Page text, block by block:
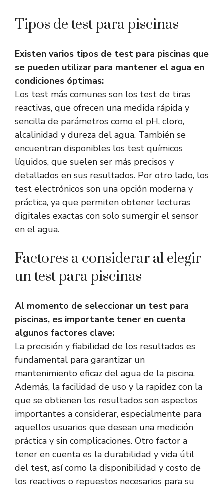
Tipos de test para piscinas
Existen varios tipos de test para piscinas que
se pueden utilizar para mantener el agua en
condiciones óptimas:
Los test más comunes son los test de tiras
reactivas, que ofrecen una medida rápida y
sencilla de parámetros como el pH, cloro,
alcalinidad y dureza del agua. También se
encuentran disponibles los test químicos
líquidos, que suelen ser más precisos y
detallados en sus resultados. Por otro lado, los
test electrónicos son una opción moderna y
práctica, ya que permiten obtener lecturas
digitales exactas con solo sumergir el sensor
en el agua.
Factores a considerar al elegir
un test para piscinas
Al momento de seleccionar un test para
piscinas, es importante tener en cuenta
algunos factores clave:
La precisión y fiabilidad de los resultados es
fundamental para garantizar un
mantenimiento eficaz del agua de la piscina.
Además, la facilidad de uso y la rapidez con la
que se obtienen los resultados son aspectos
importantes a considerar, especialmente para
aquellos usuarios que desean una medición
práctica y sin complicaciones. Otro factor a
tener en cuenta es la durabilidad y vida útil
del test, así como la disponibilidad y costo de
los reactivos o repuestos necesarios para su